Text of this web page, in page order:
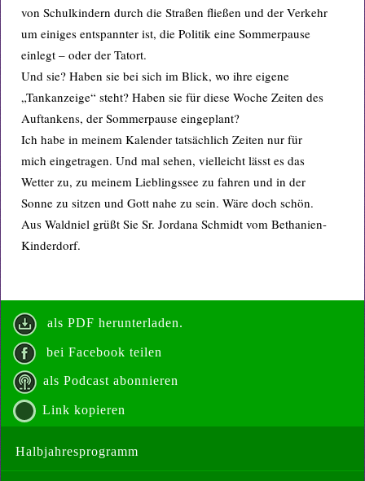
von Schulkindern durch die Straßen fließen und der Verkehr
um einiges entspannter ist, die Politik eine Sommerpause
einlegt – oder der Tatort.
Und sie? Haben sie bei sich im Blick, wo ihre eigene
„Tankanzeige“ steht? Haben sie für diese Woche Zeiten des
Auftankens, der Sommerpause eingeplant?
Ich habe in meinem Kalender tatsächlich Zeiten nur für
mich eingetragen. Und mal sehen, vielleicht lässt es das
Wetter zu, zu meinem Lieblingssee zu fahren und in der
Sonne zu sitzen und Gott nahe zu sein. Wäre doch schön.
Aus Waldniel grüßt Sie Sr. Jordana Schmidt vom Bethanien-
Kinderdorf.
als PDF herunterladen.
bei Facebook teilen
als Podcast abonnieren
Link kopieren
Halbjahresprogramm